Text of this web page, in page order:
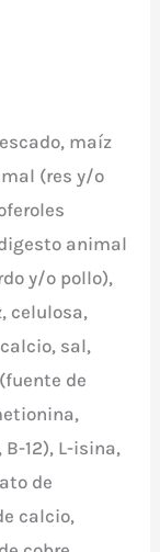
maíz
(res y/o
animal
y/o pollo),
celulosa,
sal,
de
12), L-isina,
de
calcio,